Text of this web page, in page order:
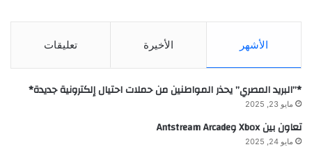
الأشهر الأخيرة تعليقات
*”البريد المصري” يحذر المواطنين من حملات احتيال إلكترونية جديدة*
مايو 23, 2025
تعاون بين Xbox وAntstream Arcade
مايو 24, 2025